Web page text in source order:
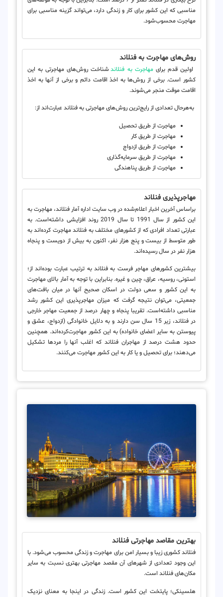
مناسبی که این کشور برای کار و زندگی دارد، می‌تواند گزینه مناسبی برای
مهاجرت محسوب‌شود.
روش‌‌های مهاجرت به فنلاند
اولین قدم برایمهاجرت به فنلاندشناخت روش‌های مهاجرتی به این
کشور است. برخی از روش‌ها به اخذ اقامت دائم و برخی از آنها به اخذ
اقامت موقت منجر می‌شوند.
به‌هر‌حال تعدادی از رایج‌ترین روش‌های مهاجرتی به فنلاند عبارت‌اند از:
مهاجرت از طریق تحصیل
مهاجرت از طریق کار
مهاجرت از طریق ازدواج
مهاجرت از طریق سرمایه‌گذاری
مهاجرت از طریق پناهندگی
مهاجرپذیری فنلاند
براساس آخرین اخبار اعلام‌شده در وب سایت اداره آمار فنلاند، مهاجرت به
این کشور از سال 1991 تا سال 2019 روند افزایشی داشته‌است. به
عبارتی تعداد افرادی که از کشورهای مختلف به فنلاند مهاجرت کرده‌اند به
طور متوسط از بیست و پنج هزار نفر، اکنون به بیش از دویست و پنجاه
هزار نفر در سال رسیده‌اند.
بیشترین کشورهای مهاجر فرست به فنلاند به ترتیب عبارت بوده‌اند از؛
استونی، روسیه، عراق، چین و غیره. بنابراین با توجه به آمار بالای مهاجرت
به این کشور و سعی دولت در اسکان صحیح آنها در میان بافت‌های
جمعیتی، می‌توان نتیجه گرفت که میزان مهاجرپذیری این کشور رشد
مناسبی داشته‌است. تقریبا پنجاه و چهار درصد از جمعیت مهاجر خارجی
در فنلاند، زیر 15 سال سن دارند و به دلایل خانوادگی (ازدواج، عشق و
پیوستن به سایر اعضای خانواده) به این کشور مهاجرت‌کرده‌اند. همچنین
حدود هشت درصد از مهاجران فنلاند که اغلب آنها را مردها تشکیل
می‌دهند؛ برای تحصیل و یا کار به این کشور مهاجرت می‌کنند.
بهترین مقاصد مهاجرتی فنلاند
فنلاند کشوری زیبا و بسیار امن برای مهاجرت و زندگی محسوب می‌شود. با
این وجود تعدادی از شهرهای آن مقصد مهاجرتی بهتری نسبت به سایر
مکان‌های فنلاند است.
هلسینکی؛ پایتخت این کشور است. زندگی در اینجا به معنای نزدیک